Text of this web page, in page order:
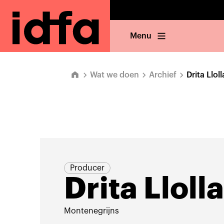
Menu
Wat we doen Archief Drita
Producer
Drita Llolla
Montenegrijns